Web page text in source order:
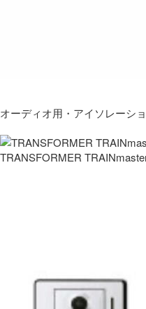
オーディオ用・アイソレーシ
TRANSFORMER